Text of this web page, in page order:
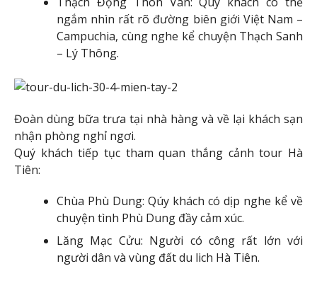
ngắm nhìn rất rõ đường biên giới Việt Nam –
Campuchia, cùng nghe kể chuyện Thạch Sanh
– Lý Thông.
Đoàn dùng bữa trưa tại nhà hàng và về lại khách sạn
nhận phòng nghỉ ngơi.
Quý khách tiếp tục tham quan thắng cảnh tour Hà
Tiên:
Chùa Phù Dung: Qúy khách có dịp nghe kể về
chuyện tình Phù Dung đầy cảm xúc.
Lăng Mạc Cửu: Người có công rất lớn với
người dân và vùng đất du lich Hà Tiên.